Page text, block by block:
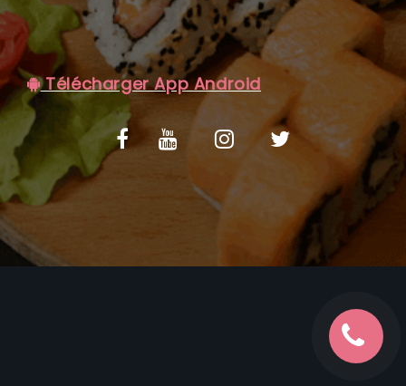
C.G.V
Télécharger App Android